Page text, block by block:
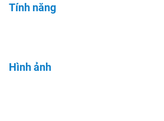
Tính năng
Hình ảnh